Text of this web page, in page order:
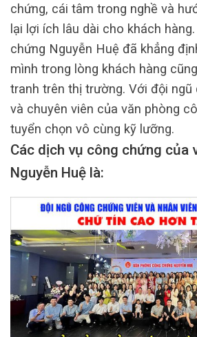
chứng, cái tâm trong nghề và
lại lợi ích lâu dài cho khách
chứng Nguyễn Huệ đã khẳng
mình trong lòng khách hàng
tranh trên thị trường. Với đội ngũ
và chuyên viên của văn phòng
tuyển chọn vô cùng kỹ lưỡng.
Các dịch vụ công chứng của
Nguyễn Huệ là: